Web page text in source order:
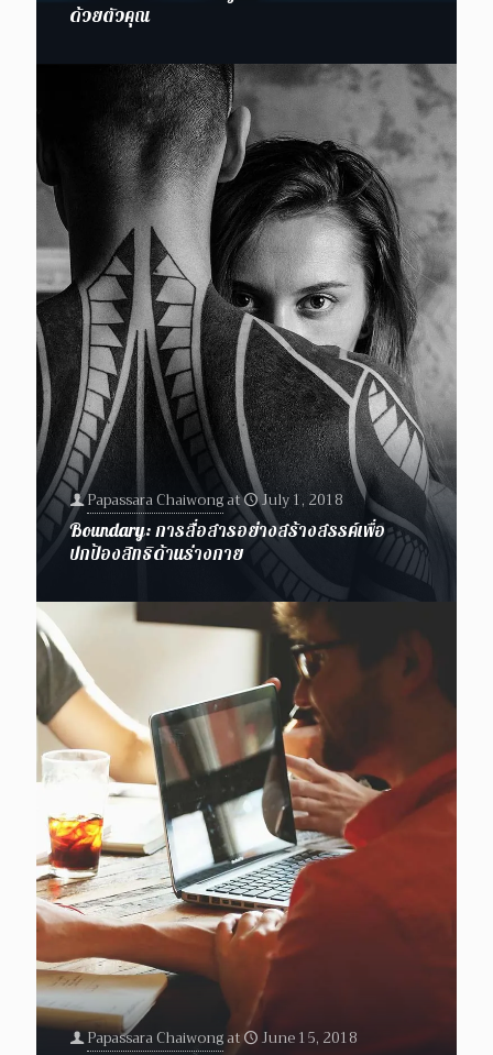
ด้วยตัวคุณ
Papassara Chaiwongat
July 1, 2018
Boundary: การสื่อสารอย่างสร้างสรรค์เพื่อ
ปกป้องสิทธิด้านร่างกาย
Papassara Chaiwongat
June 15, 2018